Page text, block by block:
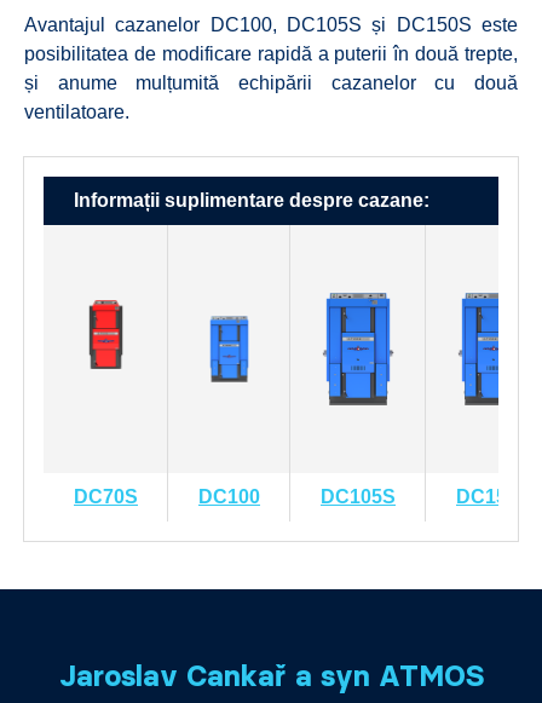
Avantajul cazanelor DC100, DC105S și DC150S este
posibilitatea de modificare rapidă a puterii în două trepte,
și anume mulțumită echipării cazanelor cu două
ventilatoare.
Informații suplimentare despre cazane:
DC70S DC100 DC105S DC150S
Jaroslav Cankař a syn ATMOS